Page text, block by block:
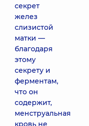
секрет
желез
слизистой
матки —
благодаря
этому
секрету и
ферментам,
что он
содержит,
менструальная
кровь не